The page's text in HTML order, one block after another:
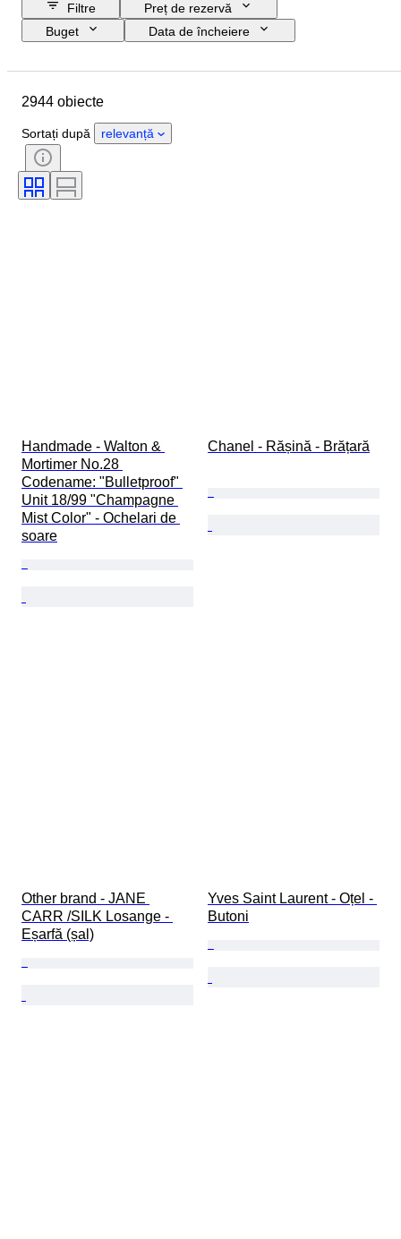
Filtre
Preț de rezervă
Buget
Data de încheiere
Material
Perioadă
Piatră
Finețe
Stil
Mărimea hainelor
Mărime articol
2944 obiecte
Sortați după relevanță
Handmade - Walton &
Mortimer No.28
Codename: "Bulletproof"
Unit 18/99 "Champagne
Mist Color" - Ochelari de
soare
Chanel - Rășină - Brățară
Other brand - JANE
CARR /SILK Losange -
Eșarfă (șal)
Yves Saint Laurent - Oțel -
Butoni